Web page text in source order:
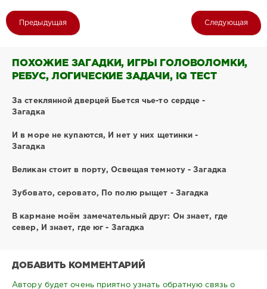
Предыдущая Следующая
ПОХОЖИЕ ЗАГАДКИ, ИГРЫ ГОЛОВОЛОМКИ,
РЕБУС, ЛОГИЧЕСКИЕ ЗАДАЧИ, IQ ТЕСТ
За стеклянной дверцей Бьется чье-то сердце -
Загадка
И в море не купаются, И нет у них щетинки -
Загадка
Великан стоит в порту, Освещая темноту - Загадка
Зубовато, серовато, По полю рыщет - Загадка
В кармане моём замечательный друг: Он знает, где
север, И знает, где юг - Загадка
ДОБАВИТЬ КОММЕНТАРИЙ
Автору будет очень приятно узнать обратную связь о